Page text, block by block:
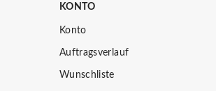
KONTO
Konto
Auftragsverlauf
Wunschliste